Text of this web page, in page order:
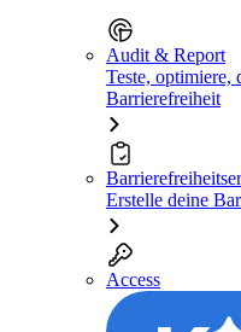
Audit & Report
Teste, optimiere,
Barrierefreiheit
Erstelle deine
Access